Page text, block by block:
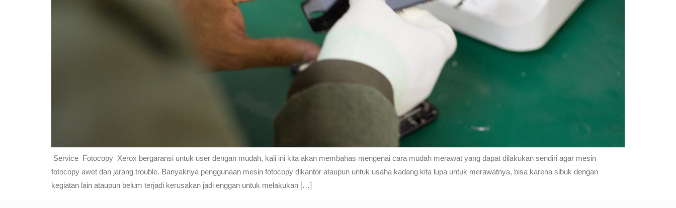
Service Fotocopy Xerox bergaransi untuk user dengan mudah, kali ini kita akan membahas mengenai cara mudah merawat yang dapat dilakukan sendiri agar mesin
fotocopy awet dan jarang trouble. Banyaknya penggunaan mesin fotocopy dikantor ataupun untuk usaha kadang kita lupa untuk merawatnya, bisa karena sibuk dengan
kegiatan lain ataupun belum terjadi kerusakan jadi enggan untuk melakukan […]